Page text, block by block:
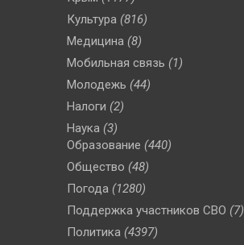
Культура (816)
Медицина (8)
Мобильная связь (1)
Молодежь (44)
Налоги (2)
Наука (3)
Образование (440)
Общество (48)
Погода (1280)
Поддержка участников СВО (7)
Политика (4397)